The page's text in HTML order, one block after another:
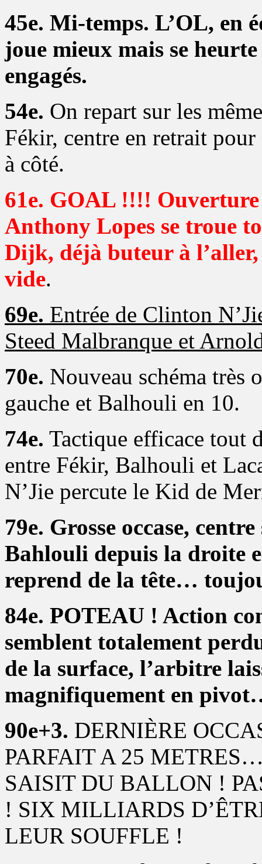
45e. Mi-temps. L’OL, en
joue mieux mais se
engagés.
54e. On repart sur les
Fékir, centre en retrait
à côté.
61e. GOAL !!!!
Anthony Lopes se troue
Dijk, déjà buteur à
vide.
69e. Entrée de Clinton
Steed Malbranque et
70e. Nouveau schéma très
gauche et Balhouli en 10.
74e. Tactique efficace tout
entre Fékir, Balhouli et
N’Jie percute le Kid de
79e. Grosse occase,
Bahlouli depuis la droite
reprend de la tête…
84e. POTEAU ! Action
semblent totalement
de la surface, l’arbitre
magnifiquement en
90e+3. DERNIÈRE
PARFAIT A 25
SAISIT DU BALLON !
! SIX MILLIARDS
LEUR SOUFFLE !